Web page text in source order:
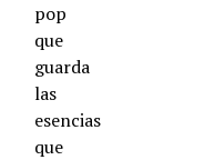
pop
que
guarda
las
esencias
que